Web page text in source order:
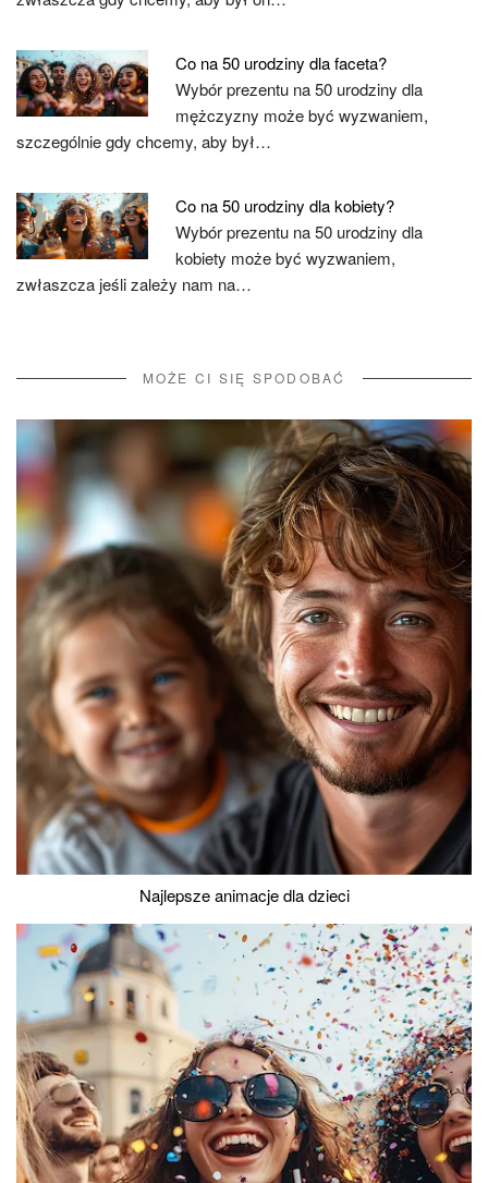
Co na 50 urodziny dla faceta?
Wybór prezentu na 50 urodziny dla
mężczyzny może być wyzwaniem,
szczególnie gdy chcemy, aby był…
Co na 50 urodziny dla kobiety?
Wybór prezentu na 50 urodziny dla
kobiety może być wyzwaniem,
zwłaszcza jeśli zależy nam na…
MOŻE CI SIĘ SPODOBAĆ
Najlepsze animacje dla dzieci